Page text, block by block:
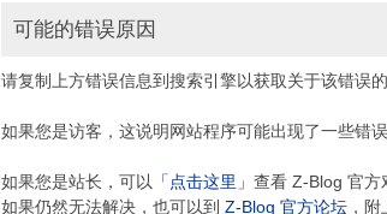
可能的错误原因
请复制上方错误信息到搜索引擎以获取关于该错误
如果您是访客，这说明网站程序可能出现了一些错
如果您是站长，可以 「点击这里」 查看 Z-Blog 官方
如果仍然无法解决，也可以到 Z-Blog 官方论坛 ，